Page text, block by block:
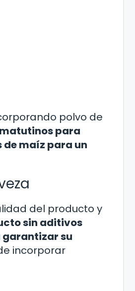
polvo de
para
maíz para un
del producto y
sin aditivos
su
incorporar